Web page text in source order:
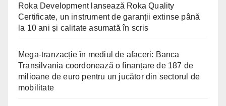
Roka Development lansează Roka Quality
Certificate, un instrument de garanții extinse până
la 10 ani și calitate asumată în scris
Mega-tranzacție în mediul de afaceri: Banca
Transilvania coordonează o finanțare de 187 de
milioane de euro pentru un jucător din sectorul de
mobilitate